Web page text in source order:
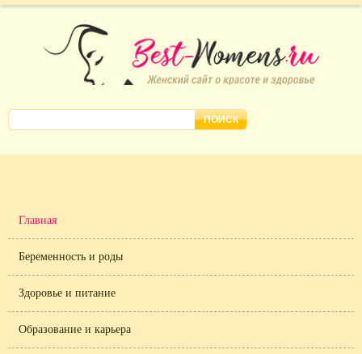
Главная
Беременность и роды
Здоровье и питание
Образование и карьера